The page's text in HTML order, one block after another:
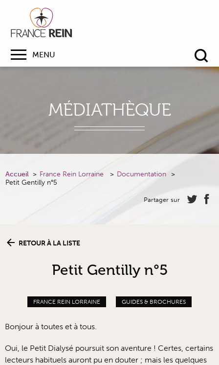
MENU
MÉDIATHÈQUE
Accueil France Rein Lorraine
Documentation
Petit Gentilly n°5
Partager sur
RETOUR À LA LISTE
Petit Gentilly n°5
FRANCE REIN LORRAINE GUIDES & BROCHURES
Bonjour à toutes et à tous.
Oui, le Petit Dialysé poursuit son aventure ! Certes, certains
lecteurs habituels auront pu en douter ; mais les quelques